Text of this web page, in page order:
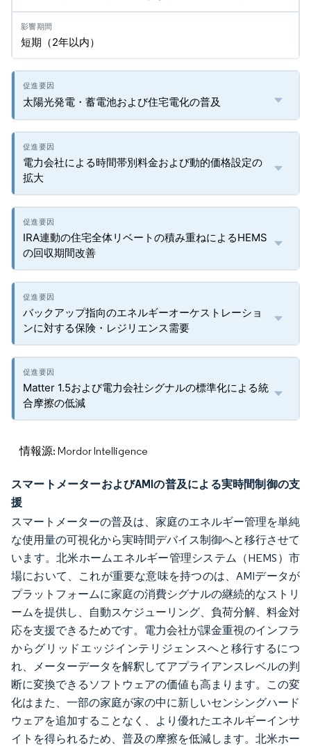
短期（2年以内）
太陽光発電・蓄電池および住宅電化の普及
電力会社による時間帯別料金および動的価格設定の
拡大
IRA連動の住宅全体リベートの積み重ねによるHEMS
の回収期間改善
バックアップ指向のエネルギーオーケストレーショ
ンに対する保険・レジリエンス需要
Matter 1.5および電力会社シグナルの標準化による統
合摩擦の低減
情報源: Mordor Intelligence
スマートメーターおよびAMIの普及による実時間制御の支
援
スマートメーターの普及は、家庭のエネルギー管理を単純
な使用量の可視化から実時間デバイス制御へと移行させて
います。北米ホームエネルギー管理システム（HEMS）市
場において、これが重要な意味を持つのは、AMIデータが
プラットフォームに家庭の消費シグナルの継続的なストリ
ームを提供し、自動スケジューリング、負荷分解、料金対
応を支援できるためです。電力会社が課金重視のインフラ
からグリッドエッジインテリジェンスへと移行するにつ
れ、メーターデータを解釈してアプライアンスレベルの判
断に変換できるソフトウェアの価値も高まります。この変
化はまた、一部の家庭が家の中に新しいセンシングハード
ウェアを追加することなく、より優れたエネルギーインサ
イトを得られるため、普及の摩擦を低減します。北米ホー